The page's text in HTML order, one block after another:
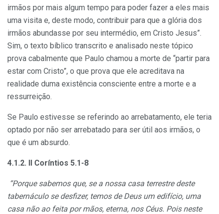
irmãos por mais algum tempo para poder fazer a eles mais
uma visita e, deste modo, contribuir para que a glória dos
irmãos abundasse por seu intermédio, em Cristo Jesus”.
Sim, o texto bíblico transcrito e analisado neste tópico
prova cabalmente que Paulo chamou a morte de “partir para
estar com Cristo”, o que prova que ele acreditava na
realidade duma existência consciente entre a morte e a
ressurreição.
Se Paulo estivesse se referindo ao arrebatamento, ele teria
optado por não ser arrebatado para ser útil aos irmãos, o
que é um absurdo.
4.1.2. II Coríntios 5.1-8
“Porque sabemos que, se a nossa casa terrestre deste
tabernáculo se desfizer, temos de Deus um edifício, uma
casa não ao feita por mãos, eterna, nos Céus. Pois neste